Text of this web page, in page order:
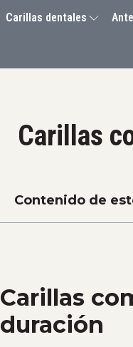
Carillas dentales
Carillas
Contenido de
Carillas
duración